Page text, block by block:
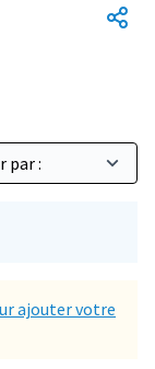
ajouter votre